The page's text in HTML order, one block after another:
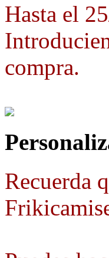
Hasta el
compra.
Recuerda